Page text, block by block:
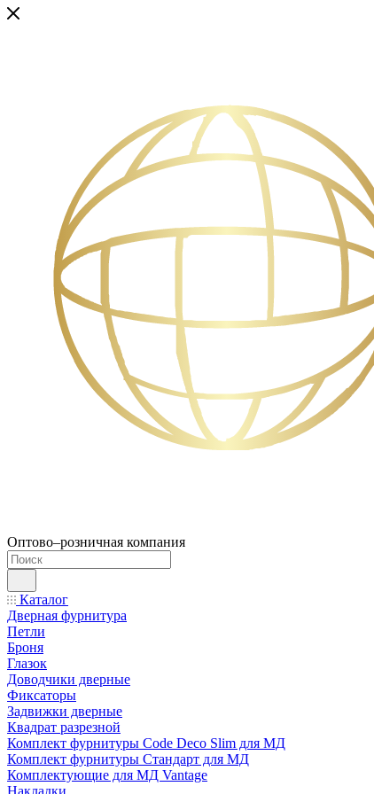
Оптово–розничная компания
Каталог
Дверная фурнитура
Петли
Броня
Глазок
Доводчики дверные
Фиксаторы
Задвижки дверные
Квадрат разрезной
Комплект фурнитуры Code Deco Slim для МД
Комплект фурнитуры Стандарт для МД
Комплектующие для МД Vantage